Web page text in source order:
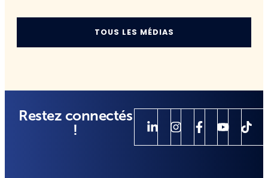
TOUS LES MÉDIAS
Restez connectés
!